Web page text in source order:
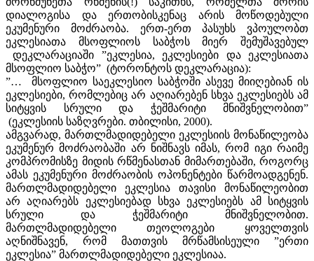
დიალოგისა და ერთობისკენაც არის მოწოდებული
ეკუმენური მოძრაობა. ერთ-ერთ პასუხს ვპოულობთ
ეკლესიათა მსოფლიოს საბჭოს მიერ შემუშავებულ
დეკლარაციაში ”ეკლესია, ეკლესიები და ეკლესიათა
მსოფლიო საბჭო” (ტორონტოს დეკლარაცია):
”… მსოფლიო საეკლესიო საბჭოში ასევე მიიღებიან ის
ეკლესიები, რომლებიც არ აღიარებენ სხვა ეკლესიებს ამ
სიტყვის სრული და ჭეშმარიტი მნიშვნელობით”
(ეკლესიის საზღვრები. თბილისი, 2000).
ამგვარად, მართლმადიდებელი ეკლესიის მონაწილეობა
ეკუმენურ მოძრაობაში არ ნიშნავს იმას, რომ იგი რაიმე
კომპრომისზე მიდის რწმენასთან მიმართებაში, როგორც
ამას ეკუმენური მოძრაობის ოპონენტები წარმოადგენენ.
მართლმადიდებელი ეკლესია თავისი მონაწილეობით
არ აღიარებს ეკლესიებად სხვა ეკლესიებს ამ სიტყვის
სრული და ჭეშმარიტი მნიშვნელობით.
მართლმადიდებელი თეოლოგები ყოველთვის
აღნიშნავენ, რომ მათთვის მრწამსისეული ”ერთი
ეკლესია” მართლმადიდებელი ეკლესიაა.